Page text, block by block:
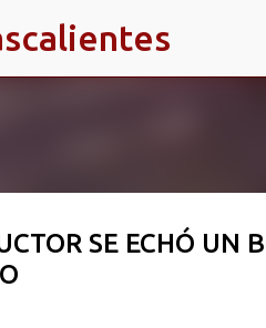
SE ECHÓ